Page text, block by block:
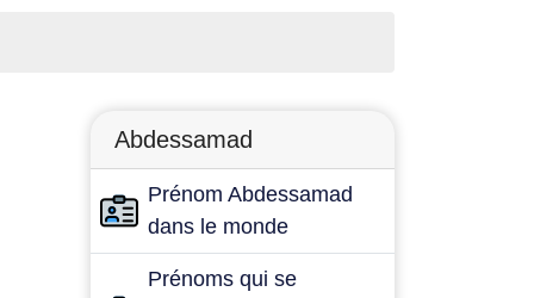
Abdessamad
Prénom Abdessamad
dans le monde
Prénoms qui se